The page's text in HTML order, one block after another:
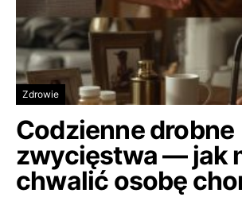
Zdrowie
Codzienne drobne
zwycięstwa — jak
chwalić osobę